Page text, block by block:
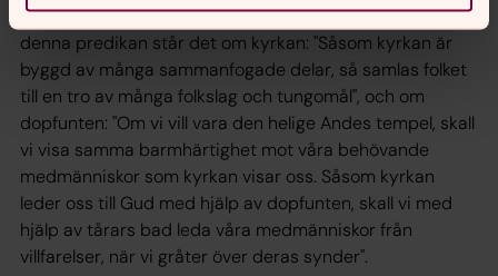
1200, finns en predikan för en kyrkas invigningsdag. I
denna predikan står det om kyrkan: "Såsom kyrkan är
byggd av många sammanfogade delar, så samlas folket
till en tro av många folkslag och tungomål", och om
dopfunten: "Om vi vill vara den helige Andes tempel, skall
vi visa samma barmhärtighet mot våra behövande
medmänniskor som kyrkan visar oss. Såsom kyrkan
leder oss till Gud med hjälp av dopfunten, skall vi med
hjälp av tårars bad leda våra medmänniskor från
villfarelser, när vi gråter över deras synder".